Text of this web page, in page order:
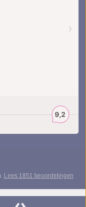
Lees 1851 beoordelingen
by Frontlabel